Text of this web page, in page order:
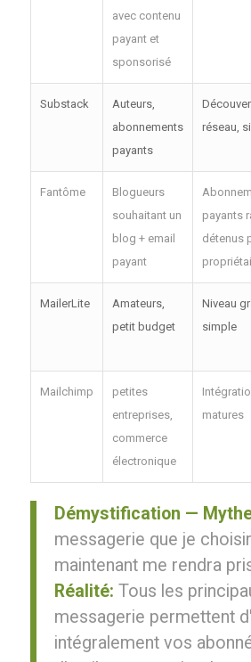
avec contenu
payant et
sponsorisé
Substack
Auteurs,
abonnements
payants
réseau,
Fantôme
Blogueurs
souhaitant un
blog + email
payant
payants
détenus
MailerLite
Amateurs,
petit budget
Niveau
simple
Mailchimp
petites
entreprises,
commerce
électronique
matures
Démystification —
messagerie que je
maintenant me rendra
Réalité: Tous les
messagerie permettent
intégralement vos